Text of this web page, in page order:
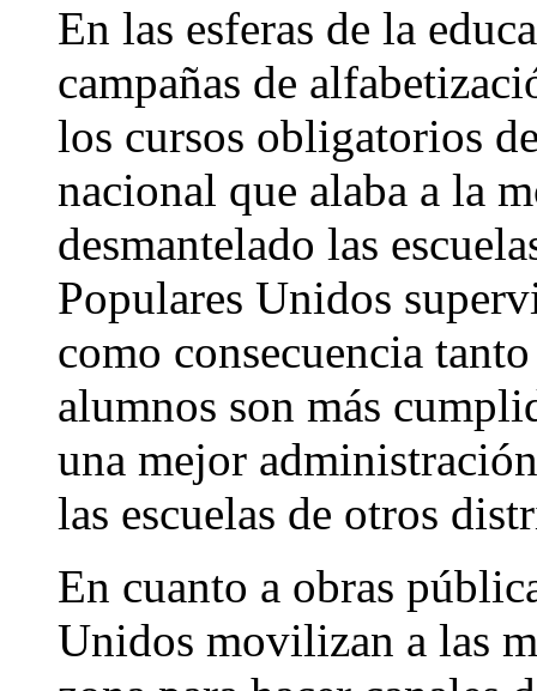
En las esferas de la
campañas de
los cursos obligatorios
nacional que alaba a la
desmantelado las
Populares Unidos
como consecuencia
alumnos son más
una mejor
las escuelas de otros
En cuanto a obras
Unidos movilizan a las